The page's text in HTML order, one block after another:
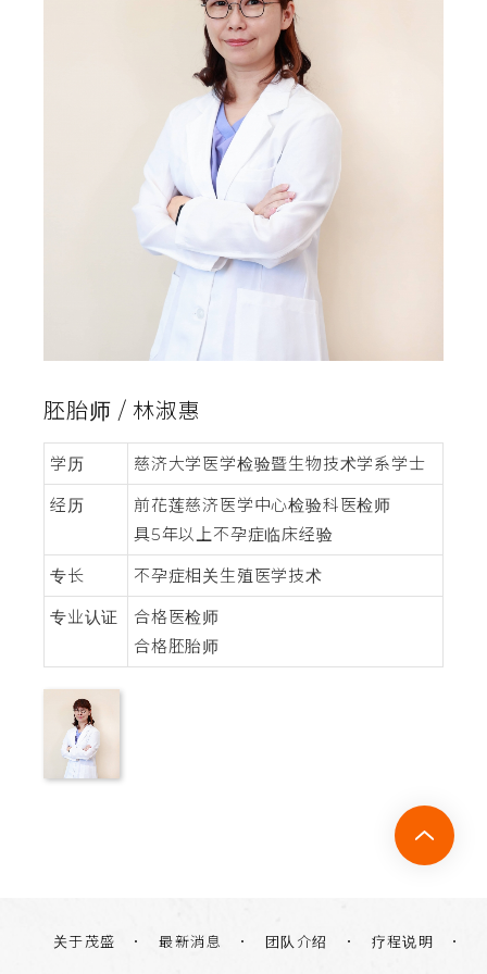
胚胎师 / 林淑惠
学历
慈济大学医学检验暨生物技术学系学士
经历
前花莲慈济医学中心检验科医检师
具5年以上不孕症临床经验
专长
不孕症相关生殖医学技术
专业认证
合格医检师
合格胚胎师
关于茂盛 最新消息 团队介绍 疗程说明